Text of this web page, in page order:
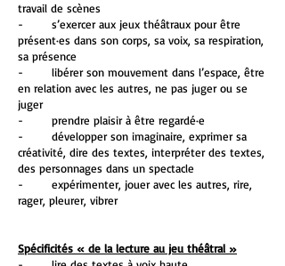
travail de scènes
- s’exercer aux jeux théâtraux pour être
présent·es dans son corps, sa voix, sa respiration,
sa présence
- libérer son mouvement dans l’espace, être
en relation avec les autres, ne pas juger ou se
juger
- prendre plaisir à être regardé·e
- développer son imaginaire, exprimer sa
créativité, dire des textes, interpréter des textes,
des personnages dans un spectacle
- expérimenter, jouer avec les autres, rire,
rager, pleurer, vibrer
Spécificités « de la lecture au jeu théâtral »